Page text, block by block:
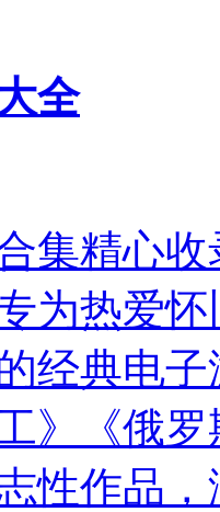
全
集精心
为热爱
经典电
》《俄
性作品